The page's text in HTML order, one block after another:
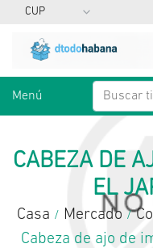
Menú
CABEZA DE
EL
Casa / Mercado /
Cabeza de ajo de